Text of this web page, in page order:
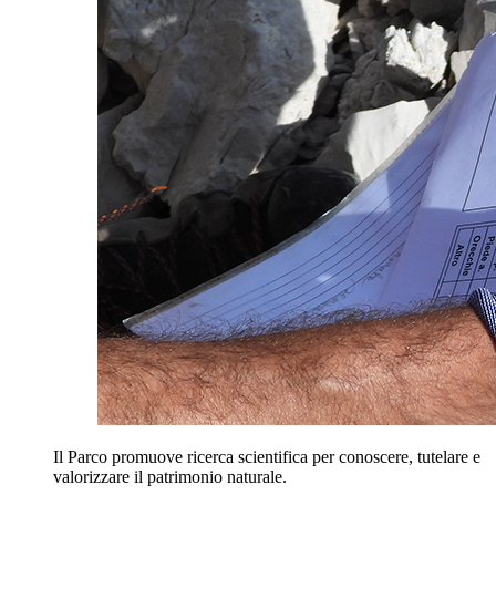
Il Parco promuove ricerca scientifica per conoscere, tutelare e
valorizzare il patrimonio naturale.